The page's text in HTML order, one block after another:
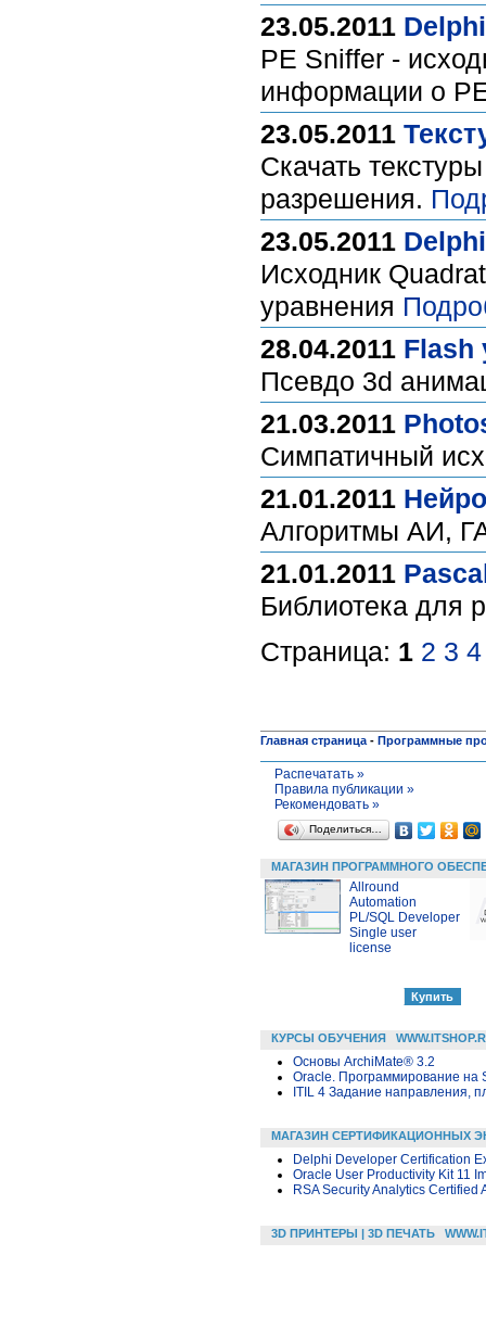
23.05.2011
PE Sniffer -
информации о
23.05.2011
Скачать
разрешения.
23.05.2011
Исходник
уравнения
28.04.2011 Flash
Псевдо 3d
21.03.2011
Симпатичный
21.01.2011
Алгоритмы AИ,
21.01.2011
Библиотека для
Страница: 1 2 3 4
Главная страница - Программные
Распечатать »
Правила публикации »
Рекомендовать »
Поделиться…
МАГАЗИН ПРОГРАММНОГО
Allround
Automation
PL/SQL Developer
Single user
license
КУРСЫ ОБУЧЕНИЯ
Основы ArchiMate® 3.2
Oracle. Программирование на
ITIL 4 Задание направления,
МАГАЗИН СЕРТИФИКАЦИОННЫХ
Delphi Developer Certification
Oracle User Productivity Kit 11
RSA Security Analytics Certified
3D ПРИНТЕРЫ | 3D ПЕЧАТЬ